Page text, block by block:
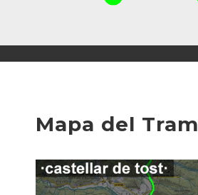
Mapa del Tram